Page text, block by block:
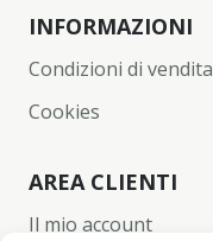
INFORMAZIONI
Condizioni di vendita
Cookies
AREA CLIENTI
Il mio account